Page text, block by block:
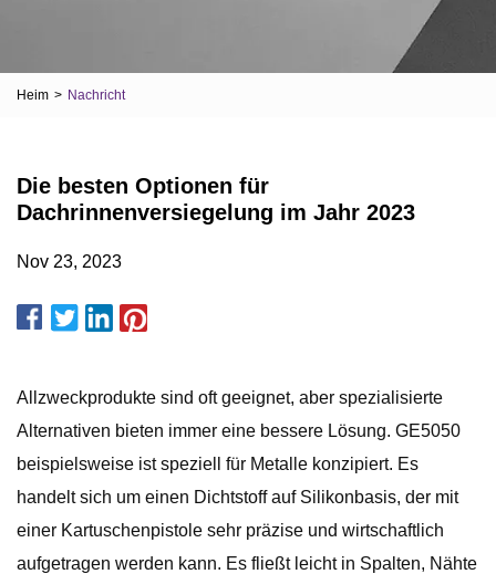
Heim > Nachricht
Die besten Optionen für
Dachrinnenversiegelung im Jahr 2023
Nov 23, 2023
Allzweckprodukte sind oft geeignet, aber spezialisierte
Alternativen bieten immer eine bessere Lösung. GE5050
beispielsweise ist speziell für Metalle konzipiert. Es
handelt sich um einen Dichtstoff auf Silikonbasis, der mit
einer Kartuschenpistole sehr präzise und wirtschaftlich
aufgetragen werden kann. Es fließt leicht in Spalten, Nähte